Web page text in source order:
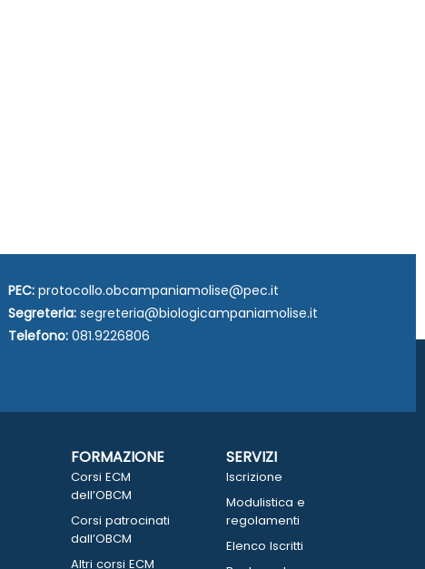
PEC: protocollo.obcampaniamolise@pec.it
Segreteria: segreteria@biologicampaniamolise.it
Telefono: 081.9226806
FORMAZIONE
Corsi ECM
dell’OBCM
Corsi patrocinati
dall’OBCM
Altri corsi ECM
SERVIZI
Iscrizione
Modulistica e
regolamenti
Elenco Iscritti